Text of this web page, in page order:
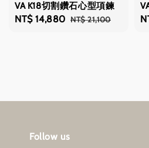
VA K18切割鑽石心型項鍊
Sale
NT$ 14,880 Regular
NT$ 21,100
Follow us